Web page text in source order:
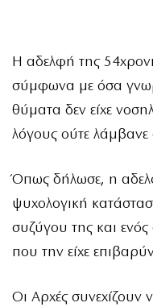
Η αδελφή της
σύμφωνα με όσα
θύματα δεν είχε
λόγους ούτε
Όπως δήλωσε, η
ψυχολογική
συζύγου της και
που την είχε
Οι Αρχές συνεχίζουν